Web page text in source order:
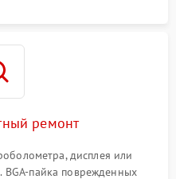
ремонт
дисплея или
BGA-пайка поврежденных